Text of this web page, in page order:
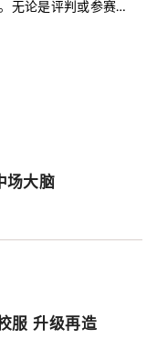
无论是评判或参赛
带出地方营造的概念
场大脑
服 升级再造